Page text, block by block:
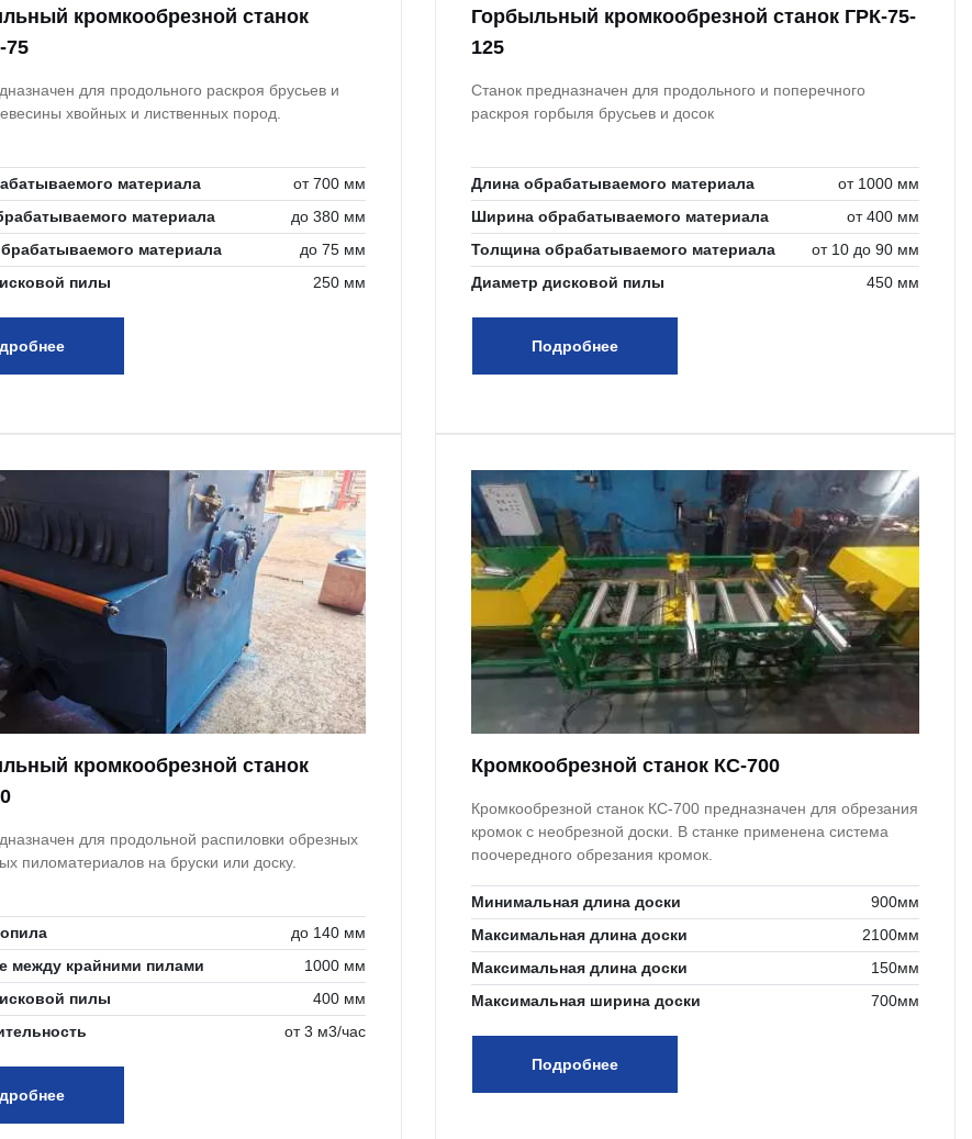
кромкообрезной станок
75
для продольного раскроя брусьев и
хвойных и лиственных пород.
материала
от 700 мм
материала
до 380 мм
материала
до 75 мм
пилы
250 мм
Горбыльный кромкообрезной станок ГРК-75-
125
Станок предназначен для продольного и поперечного
раскроя горбыля брусьев и досок
Длина обрабатываемого материала
от 1000 мм
Ширина обрабатываемого материала
от 400 мм
Толщина обрабатываемого материала
от 10 до 90 мм
Диаметр дисковой пилы
450 мм
Подробнее
кромкообрезной станок
для продольной распиловки обрезных
пиломатериалов на бруски или доску.
до 140 мм
между крайними пилами
1000 мм
пилы
400 мм
от 3 м3/час
Кромкообрезной станок КС-700
Кромкообрезной станок КС-700 предназначен для обрезания
кромок с необрезной доски. В станке применена система
поочередного обрезания кромок.
Минимальная длина доски
900мм
Максимальная длина доски
2100мм
Максимальная длина доски
150мм
Максимальная ширина доски
700мм
Подробнее